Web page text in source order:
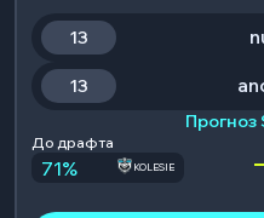
13
13
До драфта
71% KOLESIE